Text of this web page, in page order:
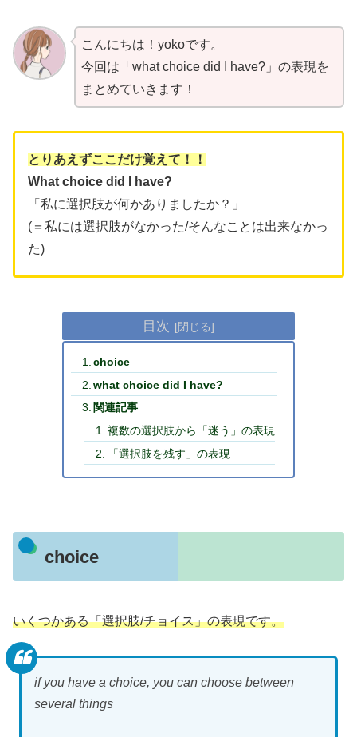
こんにちは！yokoです。
今回は「what choice did I have?」の表現を
まとめていきます！
とりあえずここだけ覚えて！！
What choice did I have?
「私に選択肢が何かありましたか？」
(＝私には選択肢がなかった/そんなことは出来なかっ
た)
目次
choice
what choice did I have?
関連記事
複数の選択肢から「迷う」の表現
「選択肢を残す」の表現
choice
いくつかある「選択肢/チョイス」の表現です。
if you have a choice, you can choose between
several things